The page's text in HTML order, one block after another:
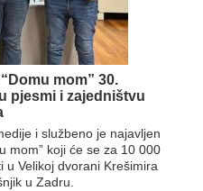
mom” 30.
pjesmi i zajedništvu
i službeno je najavljen
mom” koji će se za 10 000
u Velikoj dvorani Krešimira
u Zadru.